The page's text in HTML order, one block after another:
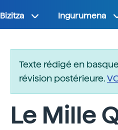
Bizitza Ingurumena
Texte rédigé en
révision postérieure.
Le Mille